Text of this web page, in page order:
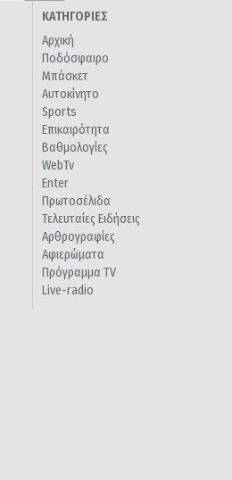
ΚΑΤΗΓΟΡΙΕΣ
Αρχική
Ποδόσφαιρο
Μπάσκετ
Αυτοκίνητο
Sports
Επικαιρότητα
Βαθμολογίες
WebTv
Enter
Πρωτοσέλιδα
Τελευταίες Ειδήσεις
Αρθρογραφίες
Αφιερώματα
Πρόγραμμα TV
Live-radio